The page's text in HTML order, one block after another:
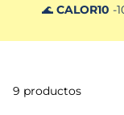
🌊 CALOR10 -
9 productos
TÉRMINOS MÁS
1. helados sirena
2 gambas